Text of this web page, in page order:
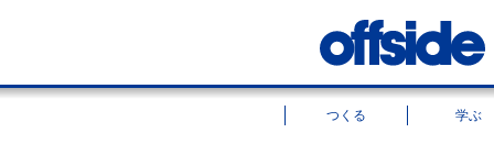
つくる 学ぶ